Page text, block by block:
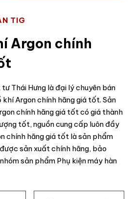
TIG
Argon chính
Thái Hưng là đại lý chuyên bán
Argon chính hãng giá tốt. Sản
chính hãng giá tốt có giá thành
tốt, nguồn cung cấp luôn đầy
chính hãng giá tốt là sản phẩm
được sản xuất chính hãng, bảo
sản phẩm Phụ kiện máy hàn